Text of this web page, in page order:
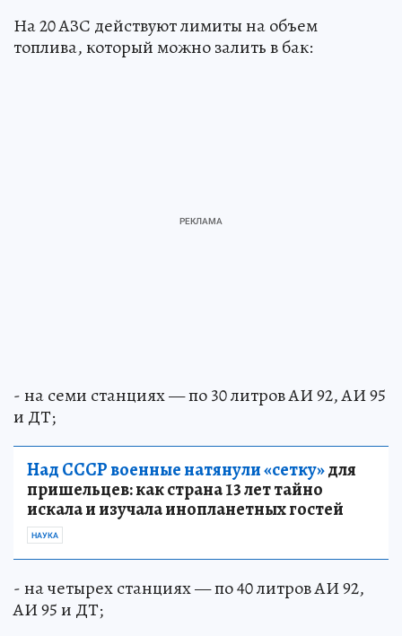
На 20 АЗС действуют лимиты на объем
топлива, который можно залить в бак:
- на семи станциях — по 30 литров АИ 92, АИ 95
и ДТ;
Над СССР военные натянули «сетку»для
пришельцев: как страна 13 лет тайно
искала и изучала инопланетных гостей
НАУКА
- на четырех станциях — по 40 литров АИ 92,
АИ 95 и ДТ;